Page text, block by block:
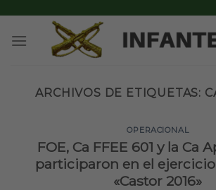
content
ARCHIVOS DE ETIQUETAS:
OPERACIONAL
FOE, Ca FFEE 601 y la Ca
participaron en el
«Castor 2016»